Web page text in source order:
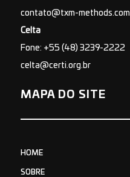
contato@txm-methods.com
Celta
Fone: +55 (48) 3239-2222
celta@certi.org.br
MAPA DO SITE
HOME
SOBRE